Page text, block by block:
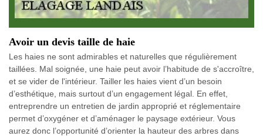
Avoir un devis taille de haie
Les haies ne sont admirables et naturelles que régulièrement
taillées. Mal soignée, une haie peut avoir l’habitude de s'accroître,
et se vider de l'intérieur. Tailler les haies vient d’un besoin
d’esthétique, mais surtout d’un engagement légal. En effet,
entreprendre un entretien de jardin approprié et réglementaire
permet d’oxygéner et d’aménager le paysage extérieur. Vous
aurez donc l’opportunité d’orienter la hauteur des arbres dans